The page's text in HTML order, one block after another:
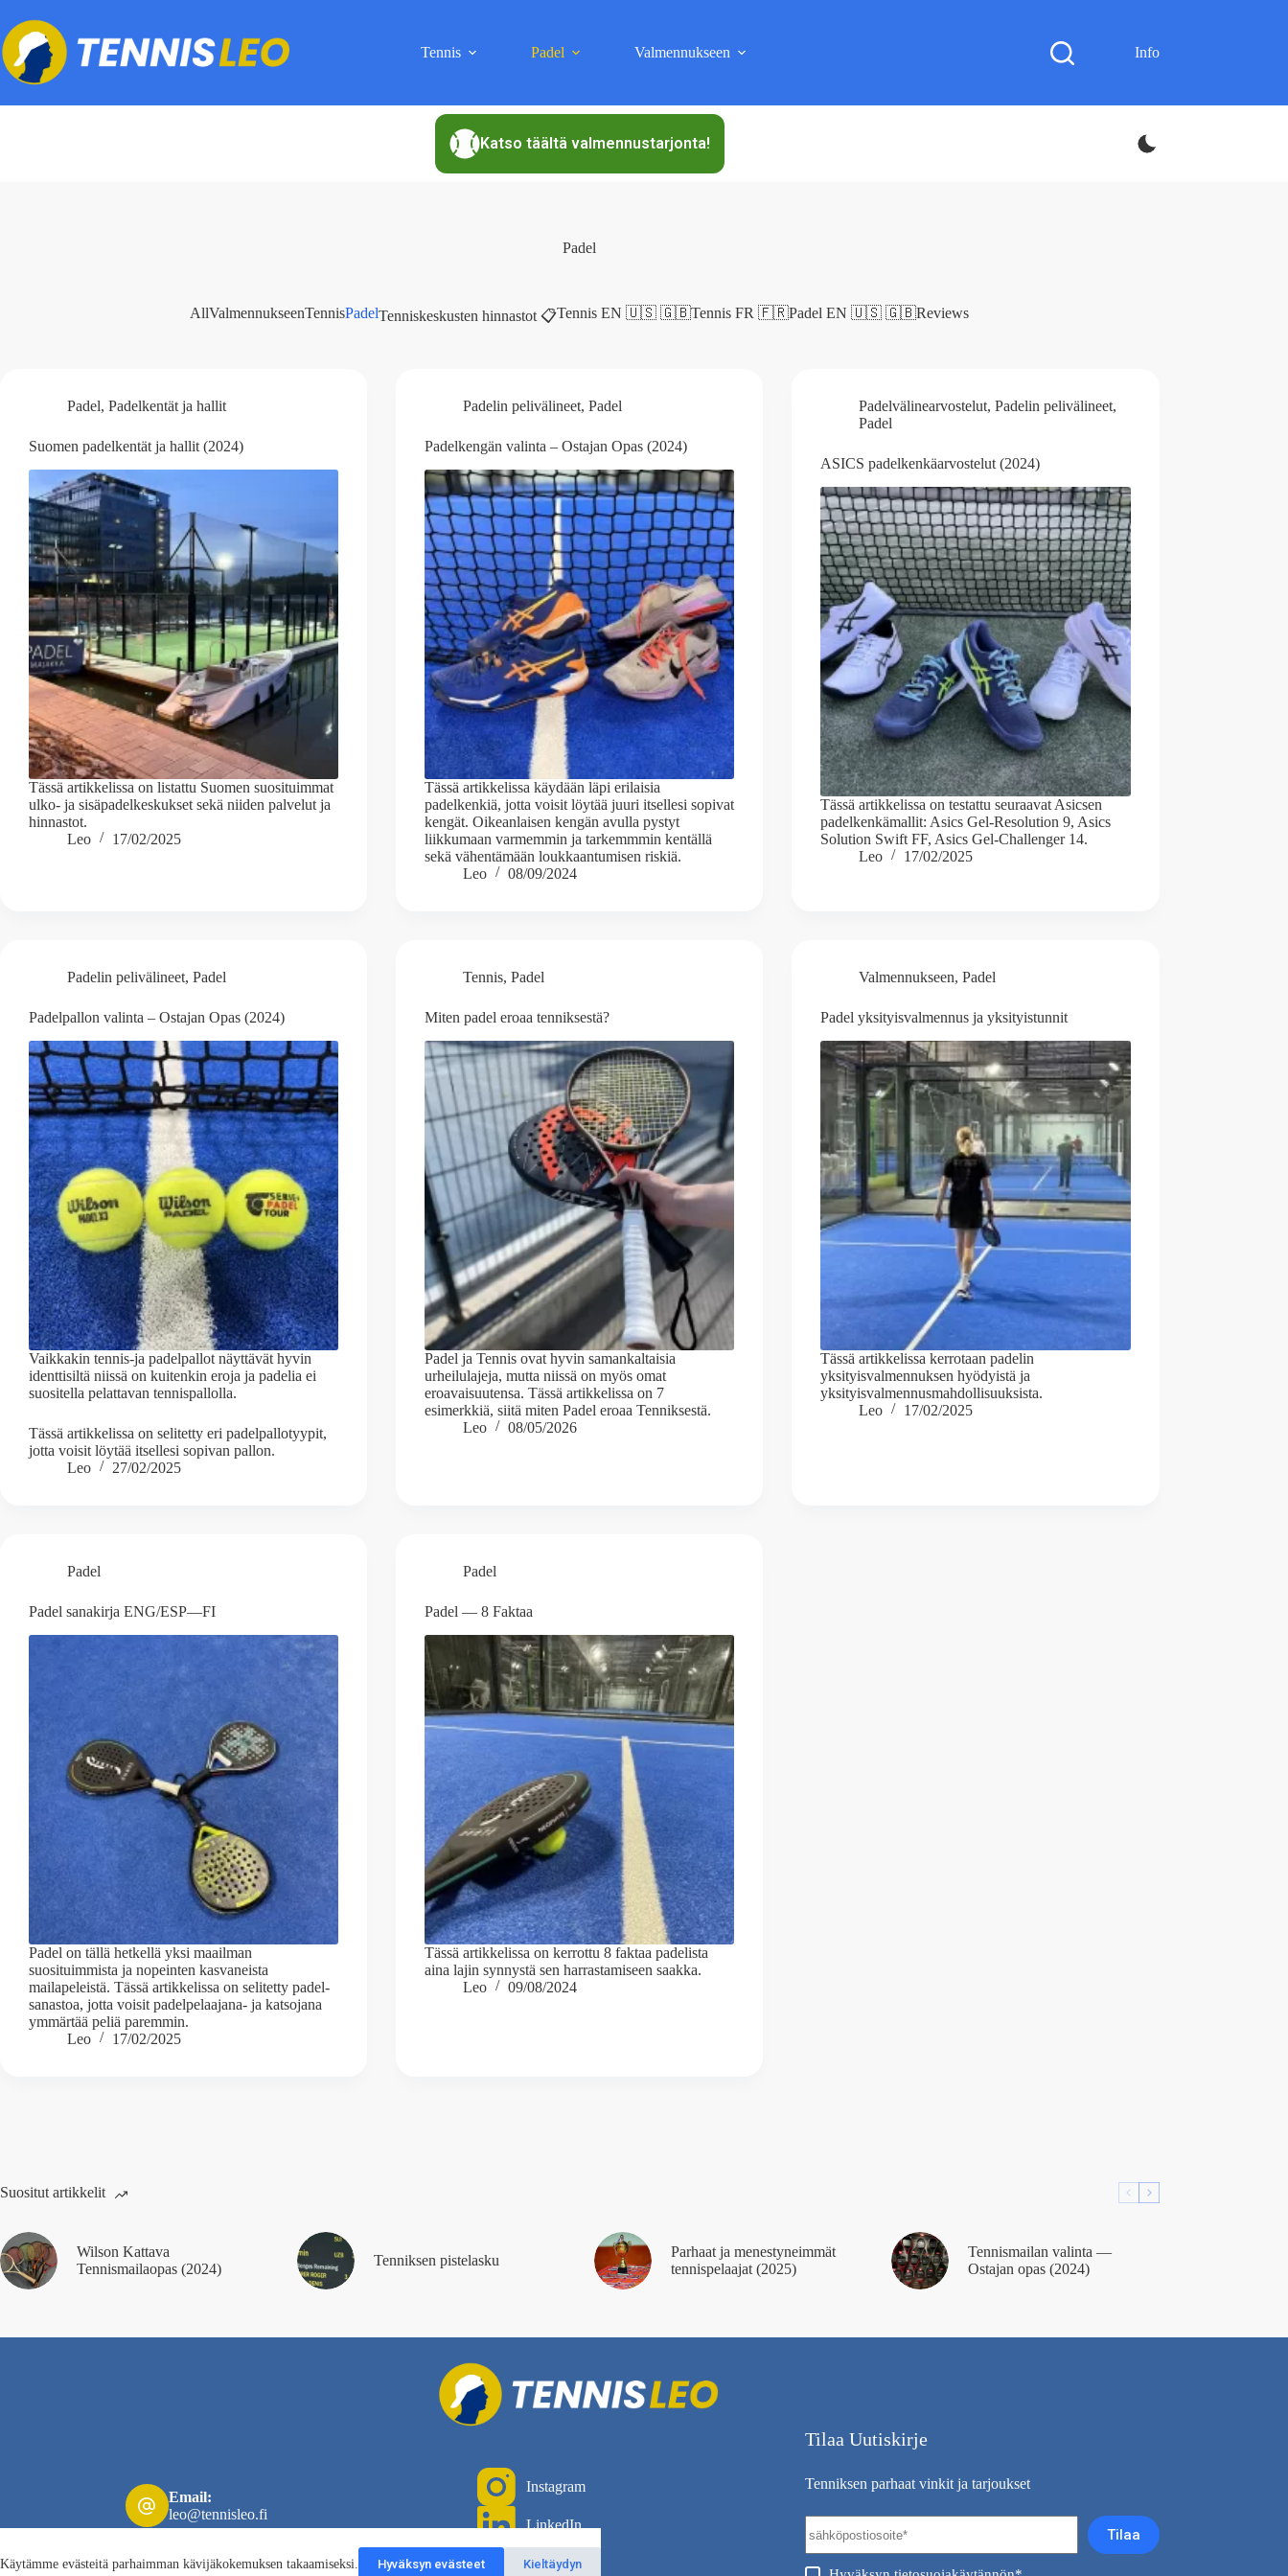
content
Käytämme evästeitä parhaimman kävijäkokemuksen takaamiseksi. Hyväksyn evästeet Kieltäydyn
Tennis Padel Valmennukseen Info
Katso täältä valmennustarjonta!
Padel
AllValmennukseenTennisPadelTenniskeskusten hinnastot 📋Tennis EN 🇺🇸 🇬🇧Tennis FR 🇫🇷Padel EN 🇺🇸 🇬🇧Reviews
Padel, Padelkentät ja hallit
Suomen padelkentät ja hallit (2024)
Tässä artikkelissa on listattu Suomen suosituimmat
ulko- ja sisäpadelkeskukset sekä niiden palvelut ja
hinnastot.
Leo
17/02/2025
Padelin pelivälineet,Padel
Padelkengän valinta – Ostajan Opas (2024)
Tässä artikkelissa käydään läpi erilaisia
padelkenkiä, jotta voisit löytää juuri itsellesi sopivat
kengät. Oikeanlaisen kengän avulla pystyt
liikkumaan varmemmin ja tarkemmmin kentällä
sekä vähentämään loukkaantumisen riskiä.
Leo
08/09/2024
Padelvälinearvostelut,Padelin pelivälineet,
Padel
ASICS padelkenkäarvostelut (2024)
Tässä artikkelissa on testattu seuraavat Asicsen
padelkenkämallit: Asics Gel-Resolution 9, Asics
Solution Swift FF, Asics Gel-Challenger 14.
Leo
17/02/2025
Padelin pelivälineet, Padel
Padelpallon valinta – Ostajan Opas (2024)
Vaikkakin tennis-ja padelpallot näyttävät hyvin
identtisiltä niissä on kuitenkin eroja ja padelia ei
suositella pelattavan tennispallolla.
Tässä artikkelissa on selitetty eri padelpallotyypit,
jotta voisit löytää itsellesi sopivan pallon.
Leo
27/02/2025
Tennis,Padel
Miten padel eroaa tenniksestä?
Padel ja Tennis ovat hyvin samankaltaisia
urheilulajeja, mutta niissä on myös omat
eroavaisuutensa. Tässä artikkelissa on 7
esimerkkiä, siitä miten Padel eroaa Tenniksestä.
Leo
08/05/2026
Valmennukseen,Padel
Padel yksityisvalmennus ja yksityistunnit
Tässä artikkelissa kerrotaan padelin
yksityisvalmennuksen hyödyistä ja
yksityisvalmennusmahdollisuuksista.
Leo
17/02/2025
Padel
Padel sanakirja ENG/ESP—FI
Padel on tällä hetkellä yksi maailman
suosituimmista ja nopeinten kasvaneista
mailapeleistä. Tässä artikkelissa on selitetty padel-
sanastoa, jotta voisit padelpelaajana- ja katsojana
ymmärtää peliä paremmin.
Leo
17/02/2025
Padel
Padel — 8 Faktaa
Tässä artikkelissa on kerrottu 8 faktaa padelista
aina lajin synnystä sen harrastamiseen saakka.
Leo
09/08/2024
Suositut artikkelit
Wilson Kattava
Tennismailaopas (2024)
Tenniksen pistelasku
Parhaat ja menestyneimmät
tennispelaajat (2025)
Tennismailan valinta —
Ostajan opas (2024)
Email:
leo@tennisleo.fi
Instagram
LinkedIn
Tilaa Uutiskirje
Tenniksen parhaat vinkit ja tarjoukset
Tilaa